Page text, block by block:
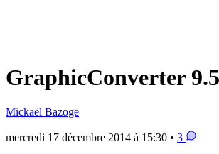
GraphicConverter
Mickaël Bazoge
mercredi 17 décembre 2014 à 15:30 • 3